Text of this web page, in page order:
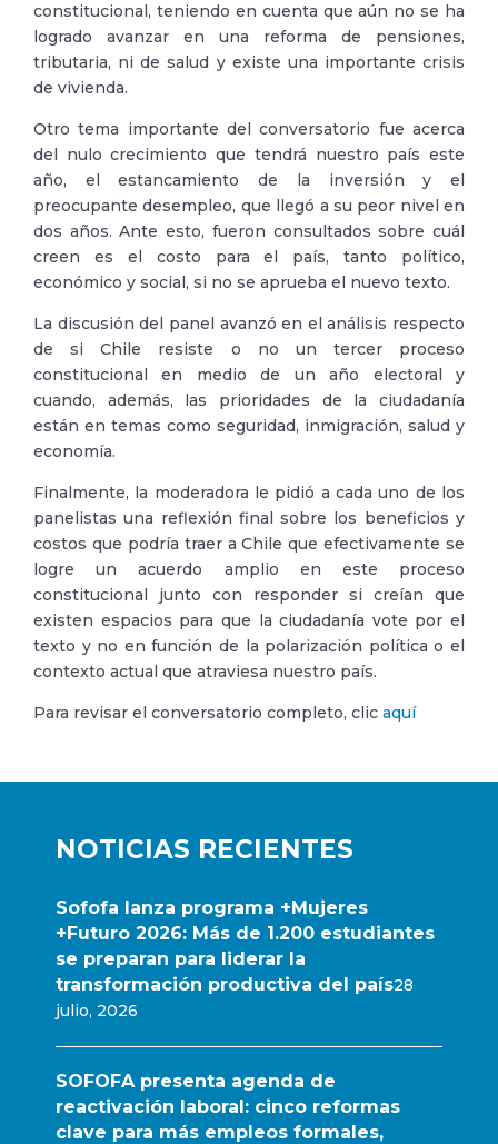
NOTICIAS RECIENTES
Sofofa lanza programa +Mujeres
+Futuro 2026: Más de 1.200 estudiantes
se preparan para liderar la
transformación productiva del país28
julio, 2026
SOFOFA presenta agenda de
reactivación laboral: cinco reformas
clave para más empleos formales,
constitucional, teniendo en cuenta que aún no se ha
logrado avanzar en una reforma de pensiones,
tributaria, ni de salud y existe una importante crisis
de vivienda.
Otro tema importante del conversatorio fue acerca
del nulo crecimiento que tendrá nuestro país este
año, el estancamiento de la inversión y el
preocupante desempleo, que llegó a su peor nivel en
dos años. Ante esto, fueron consultados sobre cuál
creen es el costo para el país, tanto político,
económico y social, si no se aprueba el nuevo texto.
La discusión del panel avanzó en el análisis respecto
de si Chile resiste o no un tercer proceso
constitucional en medio de un año electoral y
cuando, además, las prioridades de la ciudadanía
están en temas como seguridad, inmigración, salud y
economía.
Finalmente, la moderadora le pidió a cada uno de los
panelistas una reflexión final sobre los beneficios y
costos que podría traer a Chile que efectivamente se
logre un acuerdo amplio en este proceso
constitucional junto con responder si creían que
existen espacios para que la ciudadanía vote por el
texto y no en función de la polarización política o el
contexto actual que atraviesa nuestro país.
Para revisar el conversatorio completo, clic aquí